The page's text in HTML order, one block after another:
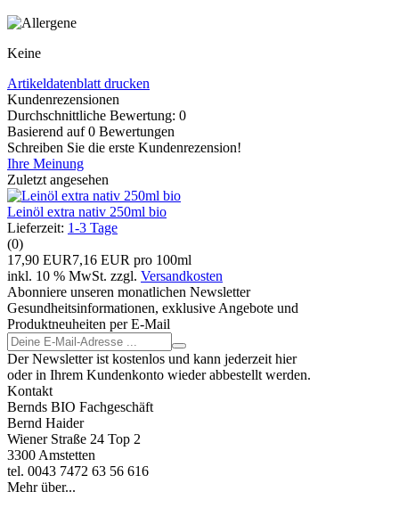
Keine
Artikeldatenblatt drucken
Kundenrezensionen
Durchschnittliche Bewertung: 0
Basierend auf 0 Bewertungen
Schreiben Sie die erste Kundenrezension!
Ihre Meinung
Zuletzt angesehen
Leinöl extra nativ 250ml bio
Lieferzeit: 1-3 Tage
(0)
17,90 EUR7,16 EUR pro 100ml
inkl. 10 % MwSt. zzgl. Versandkosten
Abonniere unseren monatlichen Newsletter
Gesundheitsinformationen, exklusive Angebote und
Produktneuheiten per E-Mail
Der Newsletter ist kostenlos und kann jederzeit hier
oder in Ihrem Kundenkonto wieder abbestellt werden.
Kontakt
Bernds BIO Fachgeschäft
Bernd Haider
Wiener Straße 24 Top 2
3300 Amstetten
tel. 0043 7472 63 56 616
Mehr über...